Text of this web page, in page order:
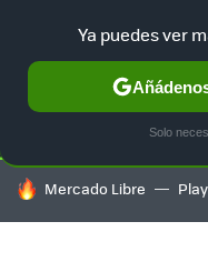
SELECCIÓN GAMING
HOY SE HABLA DE
Mercado Libre
Ya puedes ver
Solo